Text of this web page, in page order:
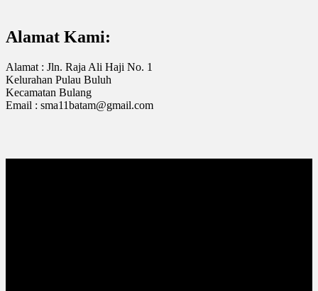
Alamat Kami:
Alamat : Jln. Raja Ali Haji No. 1
Kelurahan Pulau Buluh
Kecamatan Bulang
Email : sma11batam@gmail.com